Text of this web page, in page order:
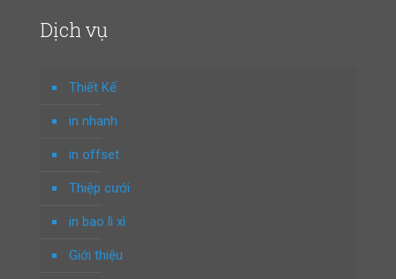
Dịch vụ
Thiết Kế
in nhanh
in offset
Thiệp cưới
in bao lì xì
Giới thiệu